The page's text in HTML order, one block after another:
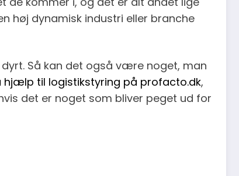
høj dynamisk industri eller branche
Så kan det også være noget, man
hjælp til logistikstyring på profacto.dk,
det er noget som bliver peget ud for